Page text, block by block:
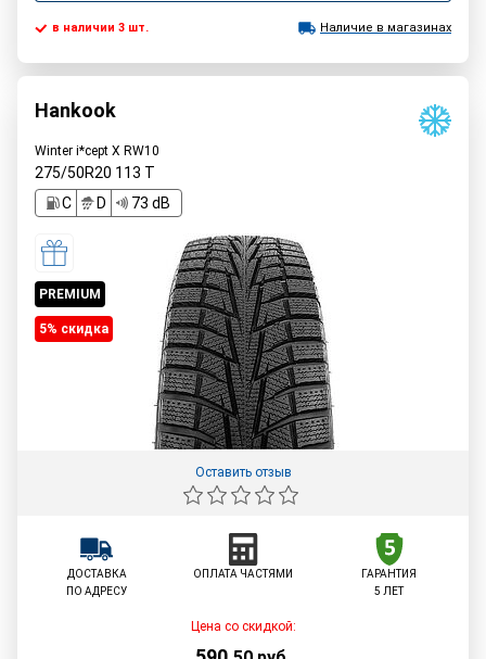
в наличии 3 шт. Наличие в магазинах
Hankook
Winter i*cept X RW10
275/50R20 113 T
C
D 73 dB
PREMIUM
5% cкидка
Оставить отзыв
ДОСТАВКА
ПО АДРЕСУ
ОПЛАТА ЧАСТЯМИ
ГАРАНТИЯ
5 ЛЕТ
Цена со скидкой: